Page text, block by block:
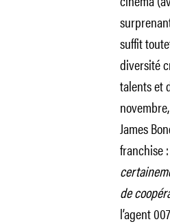
suffit
diversité
talents et
novembre,
James
franchise
de
l’agent